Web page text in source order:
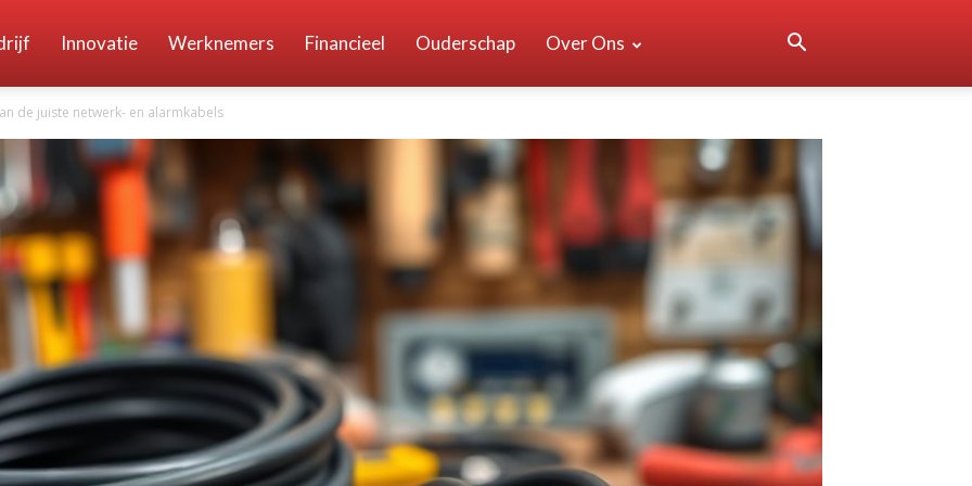
Innovatie Werknemers Financieel Ouderschap Over Ons
de juiste netwerk- en alarmkabels